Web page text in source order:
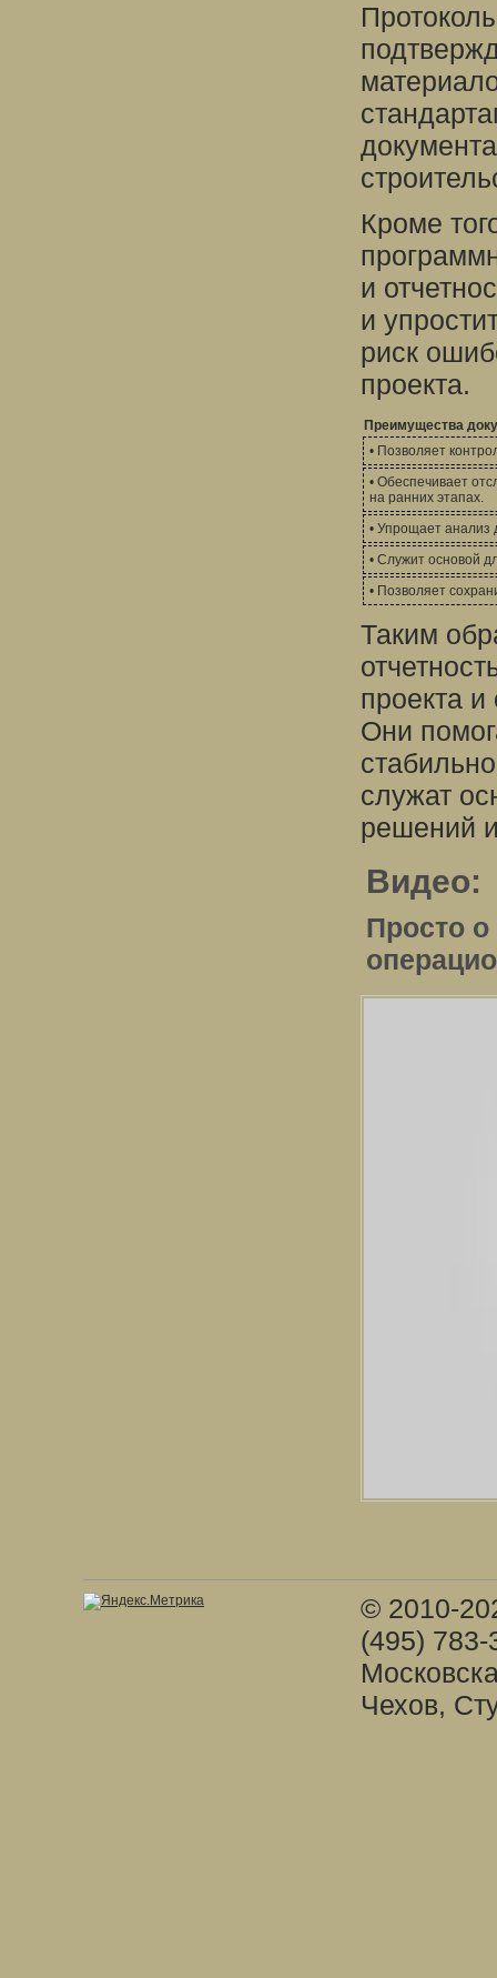
Кроме
и
и
риск
проекта.
Преимущества
• Позволяет
• Обеспечивает
на ранних этапах.
• Упрощает
• Служит основой
• Позволяет
Таким
проекта и
Они
служат
решений
Видео:
Просто о
© 2010-
(495)
Чехов,